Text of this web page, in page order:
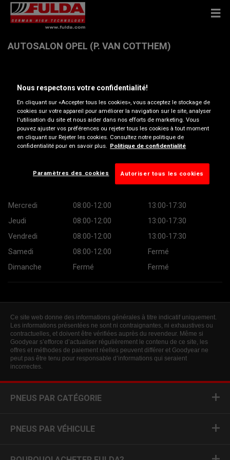
AUTOSALON OPEL (P. VAN COTTHEM)
Obtenir directions
Afficher le numéro de téléphone
08:00-12:00
13:00-17:30
Mercredi
08:00-12:00
13:00-17:30
Jeudi
08:00-12:00
13:00-17:30
Vendredi
08:00-12:00
13:00-17:30
Samedi
08:00-12:00
Fermé
Dimanche
Fermé Fermé
Ce site web donne des informations générales à titre indicatif uniquement.
Les informations présentées ne sont ni contraignantes, ni exhaustives ou
contractuelles, et doivent être vérifiées auprès du revendeur. Même si
Goodyear s’efforce d’actualiser régulièrement le contenu de ce site, les
offres et méthodes de paiement réelles peuvent différer et Goodyear ne
peut pas être tenu pour responsable d’informations qui seraient
incorrectes.
PNEUS PAR CATÉGORIE
PNEUS PAR VÉHICULE
Nous respectons votre confidentialité!
En cliquant sur «Accepter tous les cookies», vous acceptez le stockage de
cookies sur votre appareil pour améliorer la navigation sur le site, analyser
l'utilisation du site et nous aider dans nos efforts de marketing. Vous
pouvez ajuster vos préférences ou rejeter tous les cookies à tout moment
en cliquant sur Rejeter les cookies. Consultez notre politique de
confidentialité pour en savoir plus. Politique de confidentialité
Paramètres des cookies Autoriser tous les cookies